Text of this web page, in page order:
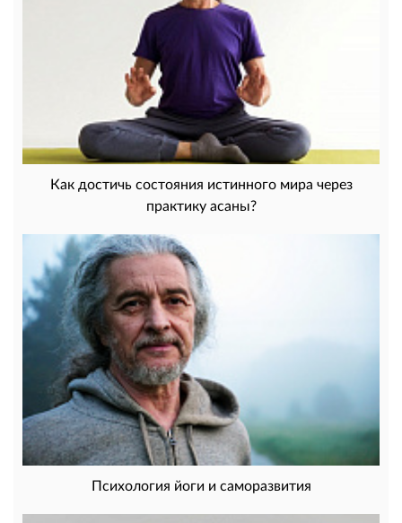
Как достичь состояния истинного мира через
практику асаны?
Психология йоги и саморазвития